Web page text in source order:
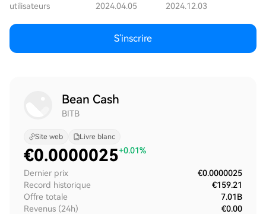
utilisateurs
2024.04.05
2024.12.03
S'inscrire
Bean Cash
BITB
Site web Livre blanc
€0.0000025+0.01%
Dernier prix
€0.0000025
Record historique
€159.21
Offre totale
7.01B
Revenus (24h)
€0.00